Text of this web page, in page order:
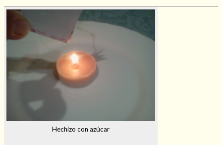
Hechizo con azúcar